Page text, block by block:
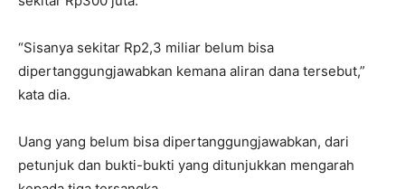
“Sisanya sekitar Rp2,3 miliar belum bisa
dipertanggungjawabkan kemana aliran dana tersebut,”
kata dia.
Uang yang belum bisa dipertanggungjawabkan, dari
petunjuk dan bukti-bukti yang ditunjukkan mengarah